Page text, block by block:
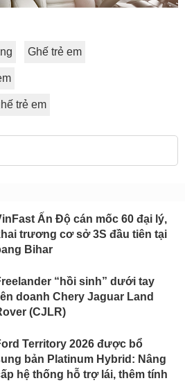
Ghế trẻ em
trẻ em
Ấn Độ cán mốc 60 đại lý,
trương cơ sở 3S đầu tiên tại
Bihar
“hồi sinh” dưới tay
doanh Chery Jaguar Land
(CJLR)
Territory 2026 được bổ
bản Platinum Hybrid: Nâng
hệ thống hỗ trợ lái, thêm tính